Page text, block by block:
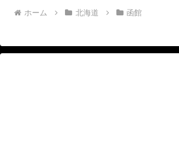
ホーム 北海道 函館